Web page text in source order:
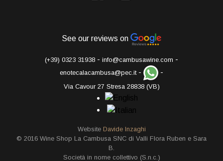
See our reviews on
(+39) 0323 31938 - info@cambusawine.com -
enotecalacambusa@pec.it- -
Via Cavour 27 Stresa 28838 (VB)
Website Davide Inzaghi
© 2016 Wine Shop La Cambusa SNC di Valli Flora Ruben e Sara
B.
Società in nome collettivo (S.n.c.)